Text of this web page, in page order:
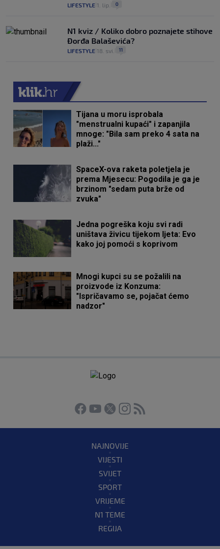
LIFESTYLE 1. lip. 0
N1 kviz / Koliko dobro poznajete stihove
Đorđa Balaševića?
LIFESTYLE 18. svi. 11
Tijana u moru isprobala
"menstrualni kupaći" i zapanjila
mnoge: "Bila sam preko 4 sata na
plaži..."
SpaceX-ova raketa poletjela je
prema Mjesecu: Pogodila je ga je
brzinom "sedam puta brže od
zvuka"
Jedna pogreška koju svi radi
uništava živicu tijekom ljeta: Evo
kako joj pomoći s koprivom
Mnogi kupci su se požalili na
proizvode iz Konzuma:
"Ispričavamo se, pojačat ćemo
nadzor"
NAJNOVIJE
VIJESTI
SVIJET
SPORT
VRIJEME
N1 TEME
REGIJA